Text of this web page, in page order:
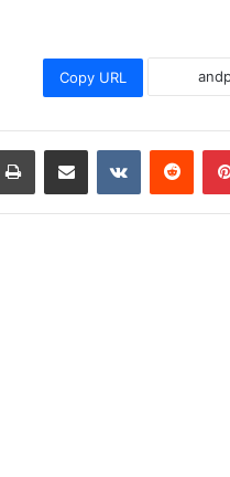
Copy URL
بينتيريست مشاركة عبر البريد